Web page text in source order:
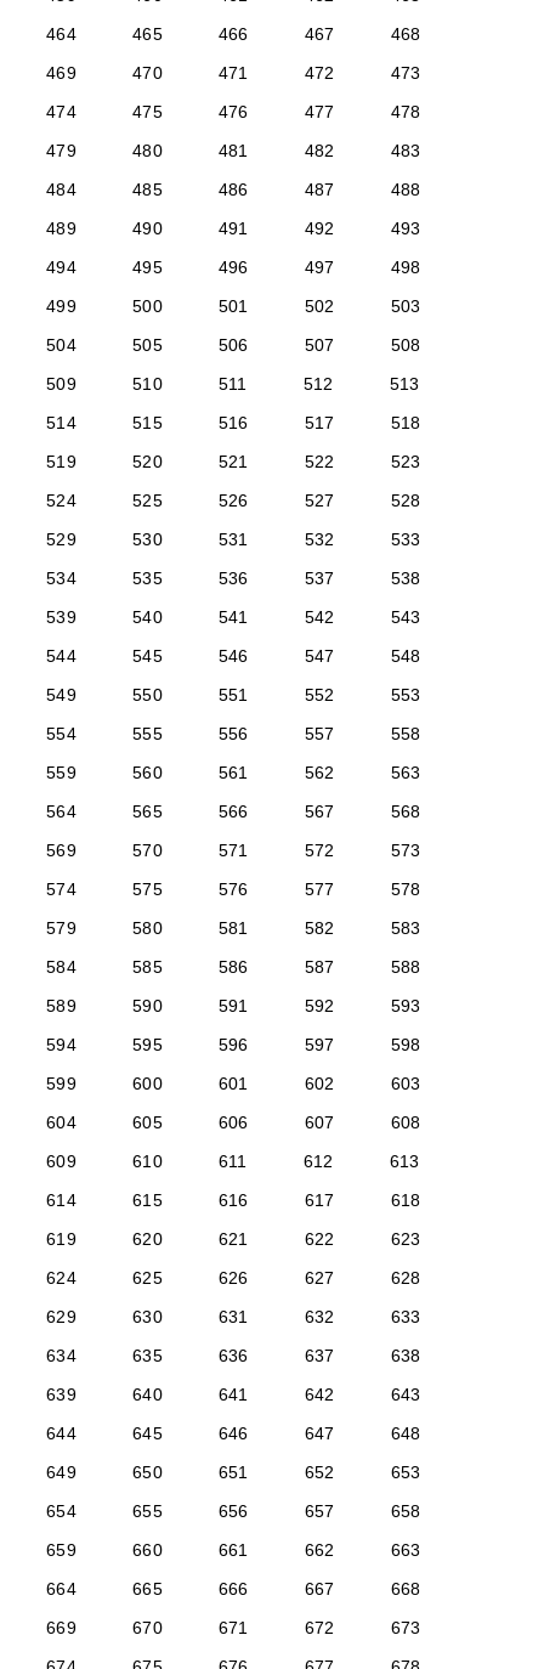
464
465 466 467
468
469
470 471 472
473
474
475 476 477
478
479
480 481 482
483
484
485 486 487
488
489
490 491 492
493
494
495 496 497
498
499
500 501 502
503
504
505 506 507
508
509
510 511 512
513
514
515 516 517
518
519
520 521 522
523
524
525 526 527
528
529
530 531 532
533
534
535 536 537
538
539
540 541 542
543
544
545 546 547
548
549
550 551 552
553
554
555 556 557
558
559
560 561 562
563
564
565 566 567
568
569
570 571 572
573
574
575 576 577
578
579
580 581 582
583
584
585 586 587
588
589
590 591 592
593
594
595 596 597
598
599
600 601 602
603
604
605 606 607
608
609
610 611 612
613
614
615 616 617
618
619
620 621 622
623
624
625 626 627
628
629
630 631 632
633
634
635 636 637
638
639
640 641 642
643
644
645 646 647
648
649
650 651 652
653
654
655 656 657
658
659
660 661 662
663
664
665 666 667
668
669
670 671 672
673